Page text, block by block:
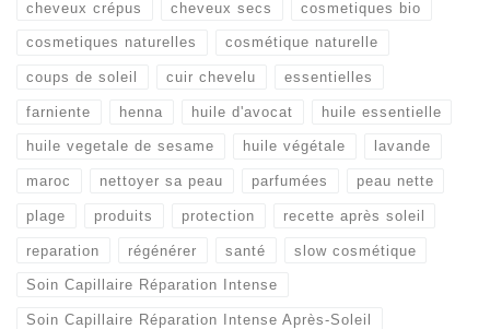
cheveux crépus cheveux secs cosmetiques bio
cosmetiques naturelles cosmétique naturelle
coups de soleil cuir chevelu essentielles
farniente henna huile d'avocat huile essentielle
huile vegetale de sesame huile végétale lavande
maroc nettoyer sa peau parfumées peau nette
plage produits protection recette après soleil
reparation régénérer santé slow cosmétique
Soin Capillaire Réparation Intense
Soin Capillaire Réparation Intense Après-Soleil